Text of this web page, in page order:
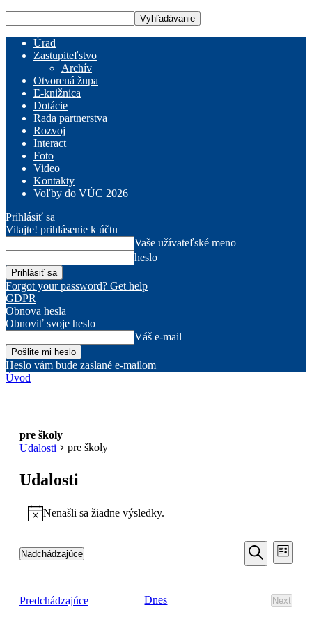
Úrad
Zastupiteľstvo
Archív
Otvorená župa
E-knižnica
Dotácie
Rada partnerstva
Rozvoj
Interact
Foto
Video
Kontakty
Voľby do VÚC 2026
Prihlásiť sa
Vitajte! prihlásenie k účtu
Vaše užívateľské meno
heslo
Forgot your password? Get help
GDPR
Obnova hesla
Obnoviť svoje heslo
Váš e-mail
Heslo vám bude zaslané e-mailom
Úvod
pre školy
Udalosti
pre školy
Udalosti
NoticeNenašli sa žiadne výsledky.
Udalosti
Search
Views
Vyhľadať
Zoznam
Nadchádzajúce
PredchádzajúceUdalosti Dnes
Next